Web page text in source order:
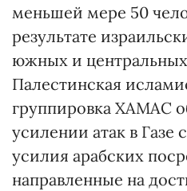
меньшей мере 50
результате
южных и
Палестинская
группировка ХАМАС
усилении атак в Газе
усилия арабских
направленные на